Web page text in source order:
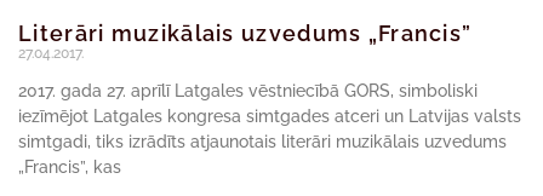
Literāri muzikālais uzvedums „Francis”
27.04.2017.
2017. gada 27. aprīlī Latgales vēstniecībā GORS, simboliski
iezīmējot Latgales kongresa simtgades atceri un Latvijas valsts
simtgadi, tiks izrādīts atjaunotais literāri muzikālais uzvedums
„Francis”, kas